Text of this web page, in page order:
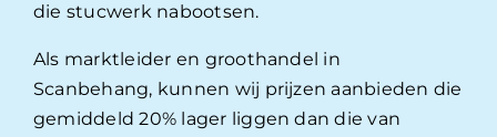
die stucwerk nabootsen.
Als marktleider en groothandel in
Scanbehang, kunnen wij prijzen aanbieden die
gemiddeld 20% lager liggen dan die van